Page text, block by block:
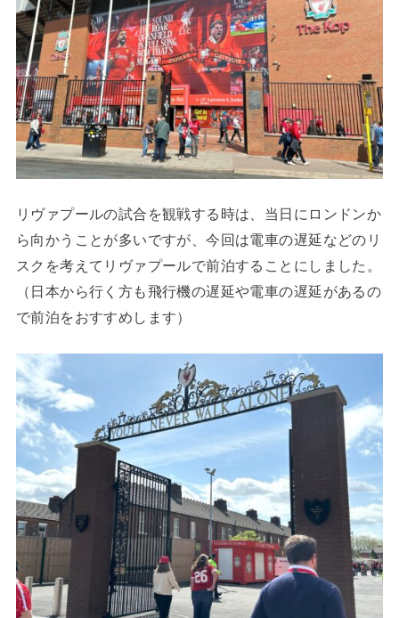
リヴァプールの試合を観戦する時は、当日にロンドンか
ら向かうことが多いですが、今回は電車の遅延などのリ
スクを考えてリヴァプールで前泊することにしました。
（日本から行く方も飛行機の遅延や電車の遅延があるの
で前泊をおすすめします）